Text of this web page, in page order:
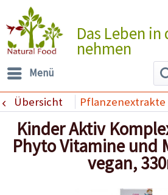
Das Leben
nehmen
Menü
Übersicht Pflanzenextrakte
Kinder Aktiv
Phyto Vitamine und
vegan,